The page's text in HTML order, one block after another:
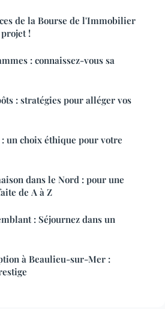
de la Bourse de l'Immobilier
!
: connaissez-vous sa
: stratégies pour alléger vos
un choix éthique pour votre
dans le Nord : pour une
de A à Z
: Séjournez dans un
à Beaulieu-sur-Mer :